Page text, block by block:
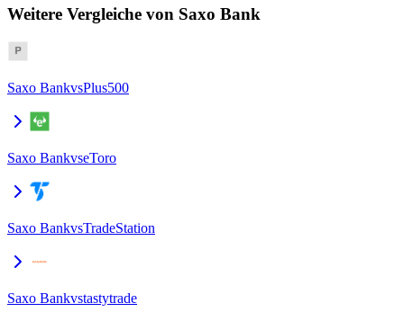
Weitere Vergleiche von Saxo Bank
Saxo BankvsPlus500
Saxo BankvseToro
Saxo BankvsTradeStation
Saxo Bankvstastytrade